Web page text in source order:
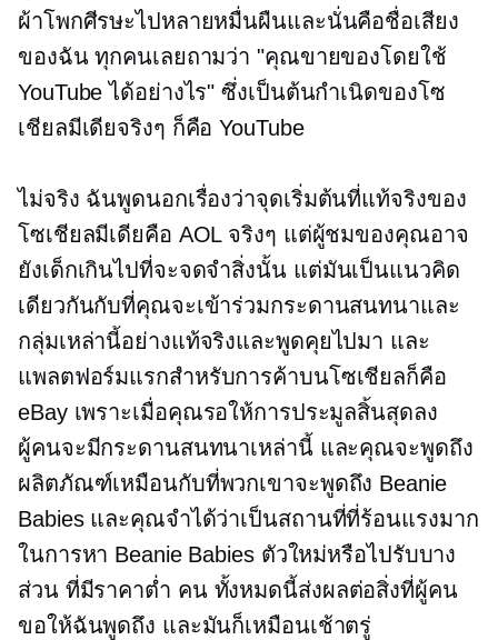
ผ้าโพกศีรษะไปหลายหมื่นผืนและนั่นคือชื่อเสียง
ของฉัน ทุกคนเลยถามว่า "คุณขายของโดยใช้
YouTube ได้อย่างไร" ซึ่งเป็นต้นกำเนิดของโซ
เชียลมีเดียจริงๆ ก็คือ YouTube
ไม่จริง ฉันพูดนอกเรื่องว่าจุดเริ่มต้นที่แท้จริงของ
โซเชียลมีเดียคือ AOL จริงๆ แต่ผู้ชมของคุณอาจ
ยังเด็กเกินไปที่จะจดจำสิ่งนั้น แต่มันเป็นแนวคิด
เดียวกันกับที่คุณจะเข้าร่วมกระดานสนทนาและ
กลุ่มเหล่านี้อย่างแท้จริงและพูดคุยไปมา และ
แพลตฟอร์มแรกสำหรับการค้าบนโซเชียลก็คือ
eBay เพราะเมื่อคุณรอให้การประมูลสิ้นสุดลง
ผู้คนจะมีกระดานสนทนาเหล่านี้ และคุณจะพูดถึง
ผลิตภัณฑ์เหมือนกับที่พวกเขาจะพูดถึง Beanie
Babies และคุณจำได้ว่าเป็นสถานที่ที่ร้อนแรงมาก
ในการหา Beanie Babies ตัวใหม่หรือไปรับบาง
ส่วน ที่มีราคาต่ำ คน ทั้งหมดนี้ส่งผลต่อสิ่งที่ผู้คน
ขอให้ฉันพูดถึง และมันก็เหมือนเช้าตรู่